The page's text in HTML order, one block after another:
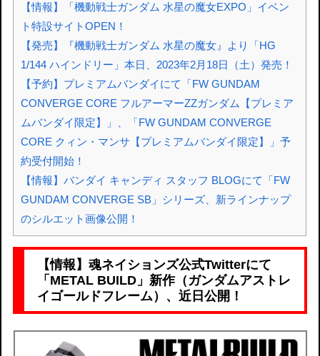
【情報】「機動戦士ガンダム 水星の魔女EXPO」イベン
ト特設サイトOPEN！
【発売】『機動戦士ガンダム 水星の魔女』より「HG
1/144 ハインドリー」本日、2023年2月18日（土）発売！
【予約】プレミアムバンダイにて「FW GUNDAM
CONVERGE CORE フルアーマーZZガンダム【プレミア
ムバンダイ限定】」、「FW GUNDAM CONVERGE
CORE クィン・マンサ【プレミアムバンダイ限定】」予
約受付開始！
【情報】バンダイ キャンディ スタッフ BLOGにて「FW
GUNDAM CONVERGE SB」シリーズ、新ラインナップ
のシルエット画像公開！
【情報】魂ネイションズ公式Twitterにて
「METAL BUILD」新作（ガンダムアストレ
イゴールドフレーム）、近日公開！